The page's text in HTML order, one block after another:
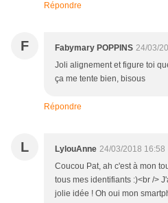
Répondre
F Fabymary POPPINS 24/03/
Joli alignement et figure toi
ça me tente bien, bisous
Répondre
L LylouAnne 24/03/2018 16:58
Coucou Pat, ah c'est à mon
tous mes identifiants :)<br />
jolie idée ! Oh oui mon